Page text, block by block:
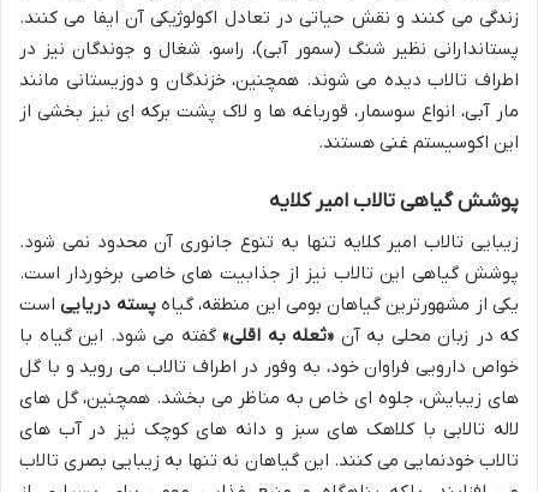
زندگی می کنند و نقش حیاتی در تعادل اکولوژیکی آن ایفا می کنند.
پستاندارانی نظیر شنگ (سمور آبی)، راسو، شغال و جوندگان نیز در
اطراف تالاب دیده می شوند. همچنین، خزندگان و دوزیستانی مانند
مار آبی، انواع سوسمار، قورباغه ها و لاک پشت برکه ای نیز بخشی از
این اکوسیستم غنی هستند.
پوشش گیاهی تالاب امیر کلایه
زیبایی تالاب امیر کلایه تنها به تنوع جانوری آن محدود نمی شود.
پوشش گیاهی این تالاب نیز از جذابیت های خاصی برخوردار است.
یکی از مشهورترین گیاهان بومی این منطقه، گیاهپسته دریاییاست
که در زبان محلی به آن «ثعله به اقلی» گفته می شود. این گیاه با
خواص دارویی فراوان خود، به وفور در اطراف تالاب می روید و با گل
های زیبایش، جلوه ای خاص به مناظر می بخشد. همچنین، گل های
لاله تالابی با کلاهک های سبز و دانه های کوچک نیز در آب های
تالاب خودنمایی می کنند. این گیاهان نه تنها به زیبایی بصری تالاب